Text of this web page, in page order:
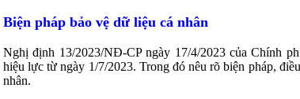
Biện pháp bảo vệ dữ liệu cá nhân
Nghị định 13/2023/NĐ-CP ngày 17/4/2023 của Chính
hiệu lực từ ngày 1/7/2023. Trong đó nêu rõ biện pháp,
nhân.